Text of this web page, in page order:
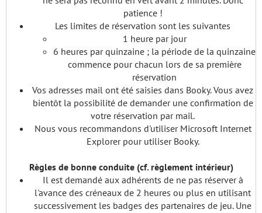
patience !
Les limites de réservation sont les suivantes
1 heure par jour
6 heures par quinzaine ; la période de la quinzaine
commence pour chacun lors de sa première
réservation
Vos adresses mail ont été saisies dans Booky. Vous avez
bientôt la possibilité de demander une confirmation de
votre réservation par mail.
Nous vous recommandons d'utiliser Microsoft Internet
Explorer pour utiliser Booky.
Règles de bonne conduite (cf. règlement intérieur)
Il est demandé aux adhérents de ne pas réserver à
l'avance des créneaux de 2 heures ou plus en utilisant
successivement les badges des partenaires de jeu. Une